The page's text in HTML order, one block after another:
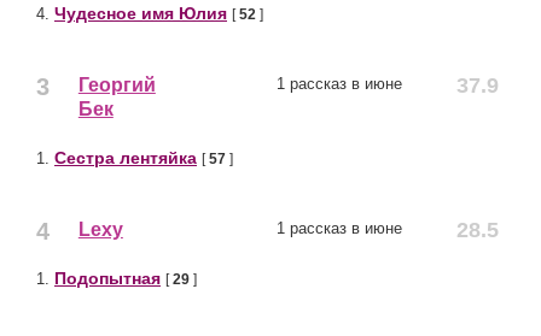
4. Чудесное имя Юлия [52 ]
3
Георгий
Бек
1 рассказ в июне 37.9
1. Сестра лентяйка [57 ]
4 Lexy 1 рассказ в июне 28.5
1. Подопытная [29 ]